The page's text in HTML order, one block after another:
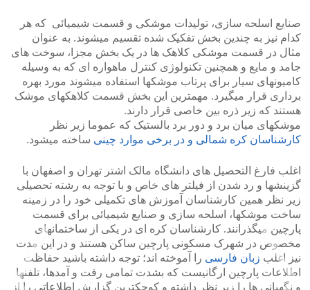
صنایع اسلحه سازی، تولیدات موشکی و قسمت شیمیائی که هر
کدام نیز به چندین بخش تفکیک شده تقسیم میشوند. به عنوان
مثال در قسمت موشکی کلاهک ها در یک بخش مجزا، سوخت های
جامد و مایع و همچنین تکنولوژی کنترل ماهواره ای که به وسیله
کامیونهای سیار برای پرتاب موشکها استفاده میشوند مورد بهره
برداری قرار میگیرد. مهمترین این بخش قسمت کلاهکهای موشک
هستند که زیر ذره بین خاصی قرار دارند.
موشکهای میان برد و دور برد بالستیک که عموما زیر نظر
کارشناسان کره شمالی و در برخی موارد چینی ساخته میشود.
اغلب فارغ التحصیل های دانشگاه مالک اشتر تهران و اصفهان با
گزینشها و رد شدن از فیلتر های خاص و با توجه به رشته تحصیلی
زیر نظر همین کارشناسان آموزش های تکمیلی خود را در زمینه
ساخت موشکها، اسلحه سازی و صنایع شیمیائی برای قسمت
پارچین میگذرانند. کارشناسان کره ای در یکی از ساختمانهای
مخصوص در شهرک مسکونی پارچین ساکن هستند و در این مدت
نیز اغلب زبان فارسی را آموخته اند؛ توجه داشته باشید حفاظت
اطلاعات پارچین ارگانیست که بشدت تمامی رفت و آمدها، تلفنها
و نگهبانی ها را زیر نظر داشته و کوچکترین گزارش اطلاعاتی را از